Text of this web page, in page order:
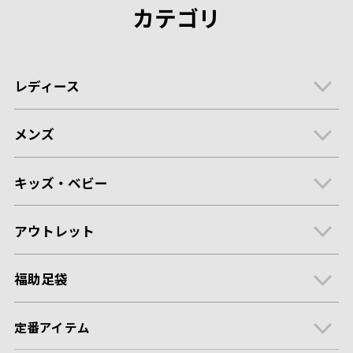
カテゴリ
レディース
メンズ
キッズ・ベビー
アウトレット
福助足袋
定番アイテム